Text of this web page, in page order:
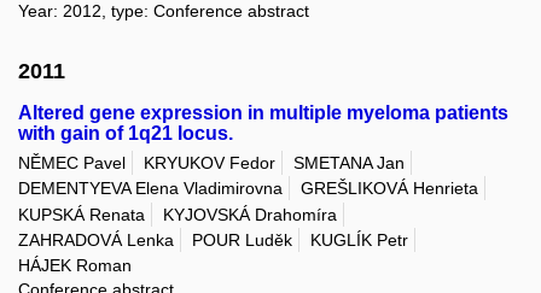
Year: 2012, type: Conference abstract
2011
Altered gene expression in multiple myeloma patients
with gain of 1q21 locus.
NĚMEC Pavel KRYUKOV Fedor
SMETANA Jan
DEMENTYEVA Elena Vladimirovna
GREŠLIKOVÁ Henrieta
KUPSKÁ Renata
KYJOVSKÁ Drahomíra
ZAHRADOVÁ Lenka
POUR Luděk
KUGLÍK Petr
HÁJEK Roman